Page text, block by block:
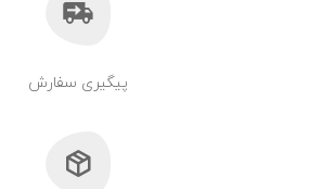
پیگیری سفارش